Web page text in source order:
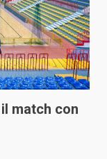
match con